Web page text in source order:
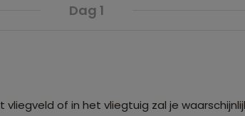
Dag 1
of in het vliegtuig zal je